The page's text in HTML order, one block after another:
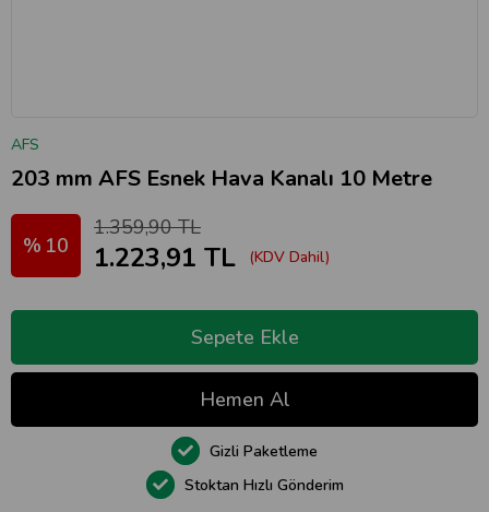
AFS
203 mm AFS Esnek Hava Kanalı 10 Metre
10
1.359,90 TL
1.223,91 TL (KDV Dahil)
Stoktan Hızlı Gönderim
Gizli Paketleme